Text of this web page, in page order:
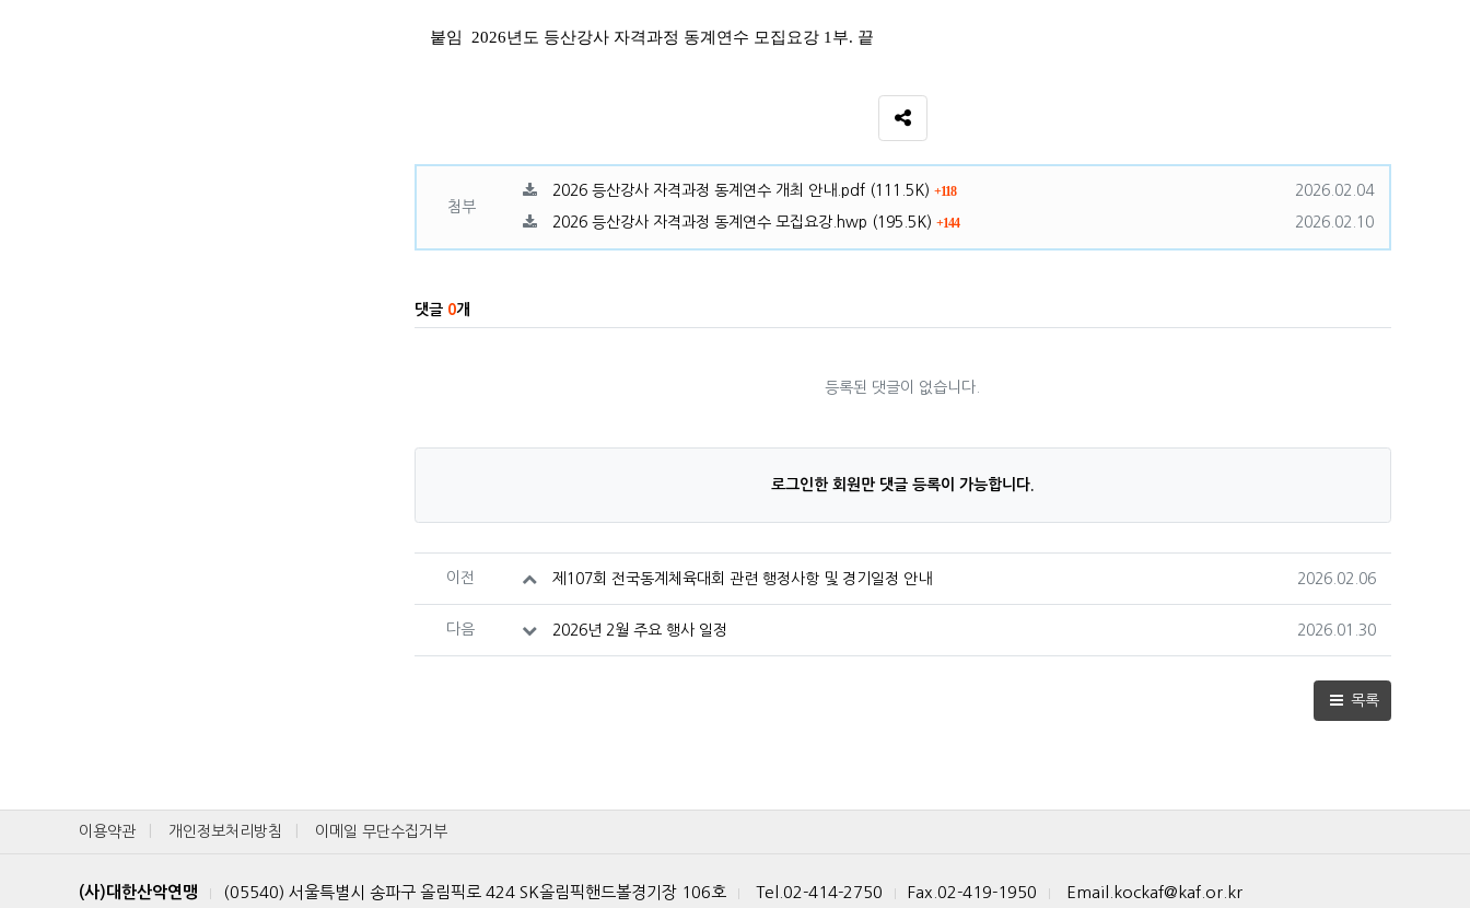
붙임 2026년도 등산강사 자격과정 동계연수 모집요강 1부. 끝
SNS 공유
첨부
2026 등산강사 자격과정 동계연수 개최 안내.pdf 파일크기
(111.5K) 118회 다운로드 등록일
2026.02.04
2026 등산강사 자격과정 동계연수 모집요강.hwp 파일크기
(195.5K) 144회 다운로드 등록일
2026.02.10
댓글 0개
등록된 댓글이 없습니다.
로그인한 회원만 댓글 등록이 가능합니다.
이전 제107회 전국동계체육대회 관련 행정사항 및 경기일정 안내 작성일
2026.02.06
다음 2026년 2월 주요 행사 일정 작성일
2026.01.30
목록
이용약관 개인정보처리방침 이메일 무단수집거부
(사)대한산악연맹 (05540) 서울특별시 송파구 올림픽로 424 SK올림픽핸드볼경기장 106호 Tel.02-414-2750 Fax.02-419-1950 Email.kockaf@kaf.or.kr